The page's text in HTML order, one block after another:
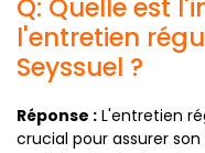
Q: Quelle est
l'entretien
Seyssuel ?
Réponse : L'entretien
crucial pour assurer